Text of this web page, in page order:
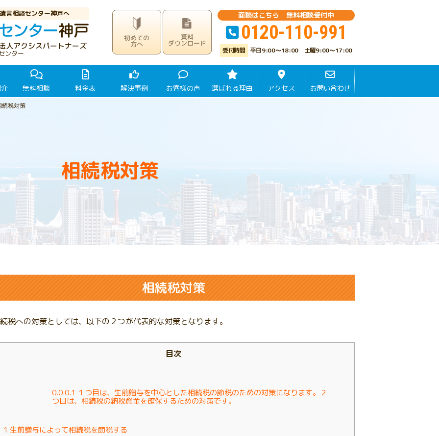
言相談センター神戸へ
人アクシスパートナーズ
ンター
初めての
方へ
資料
ダウンロード
面談はこちら 無料相談受付中
0120-110-991
平日9:00～18:00 土曜9:00～17:00
無料相談 料金表 解決事例 お客様の声 選ばれる理由 アクセス お問い合わせ
続税対策
相続税対策
相続税対策
税への対策としては、以下の２つが代表的な対策となります。
目次
0.0.0.1 １つ目は、生前贈与を中心とした相続税の節税のための対策になります。２
つ目は、相続税の納税資金を確保するための対策です。
1 生前贈与によって相続税を節税する